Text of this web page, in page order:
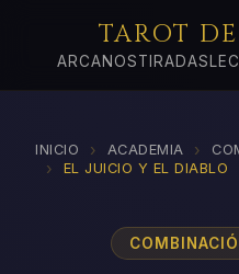
TAROT
ARCANOSTIRADAS
INICIO › ACADEMIA ›
› EL JUICIO Y EL DIABLO